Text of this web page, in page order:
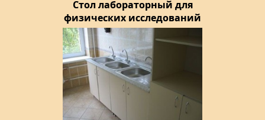
Стол лабораторный для
физических исследований